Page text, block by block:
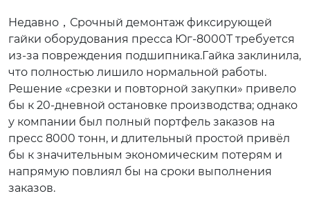
Недавно，Срочный демонтаж фиксирующей
гайки оборудования пресса Юг-8000Т требуется
из-за повреждения подшипника.Гайка заклинила,
что полностью лишило нормальной работы.
Решение «срезки и повторной закупки» привело
бы к 20-дневной остановке производства; однако
у компании был полный портфель заказов на
пресс 8000 тонн, и длительный простой привёл
бы к значительным экономическим потерям и
напрямую повлиял бы на сроки выполнения
заказов.